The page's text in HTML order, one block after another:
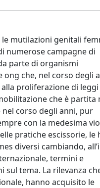
le mutilazioni genitali
numerose campagne di
parte di organismi
ong che, nel corso degli
proliferazione di
che è partita
corso degli anni, pur
con la medesima
pratiche escissorie, le
diversi cambiando,
termini e
sul tema. La rilevanza
hanno acquisito le